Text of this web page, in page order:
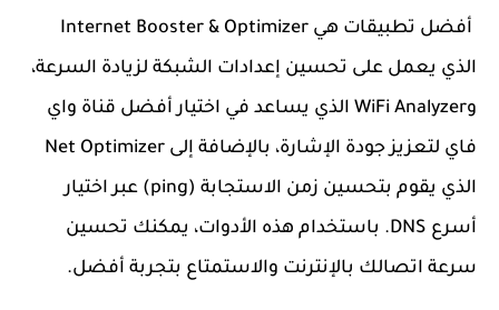
أفضل تطبيقات هي Internet Booster & Optimizer
الذي يعمل على تحسين إعدادات الشبكة لزيادة السرعة،
وWiFi Analyzer الذي يساعد في اختيار أفضل قناة واي
فاي لتعزيز جودة الإشارة، بالإضافة إلى Net Optimizer
الذي يقوم بتحسين زمن الاستجابة (ping) عبر اختيار
أسرع DNS. باستخدام هذه الأدوات، يمكنك تحسين
سرعة اتصالك بالإنترنت والاستمتاع بتجربة أفضل.